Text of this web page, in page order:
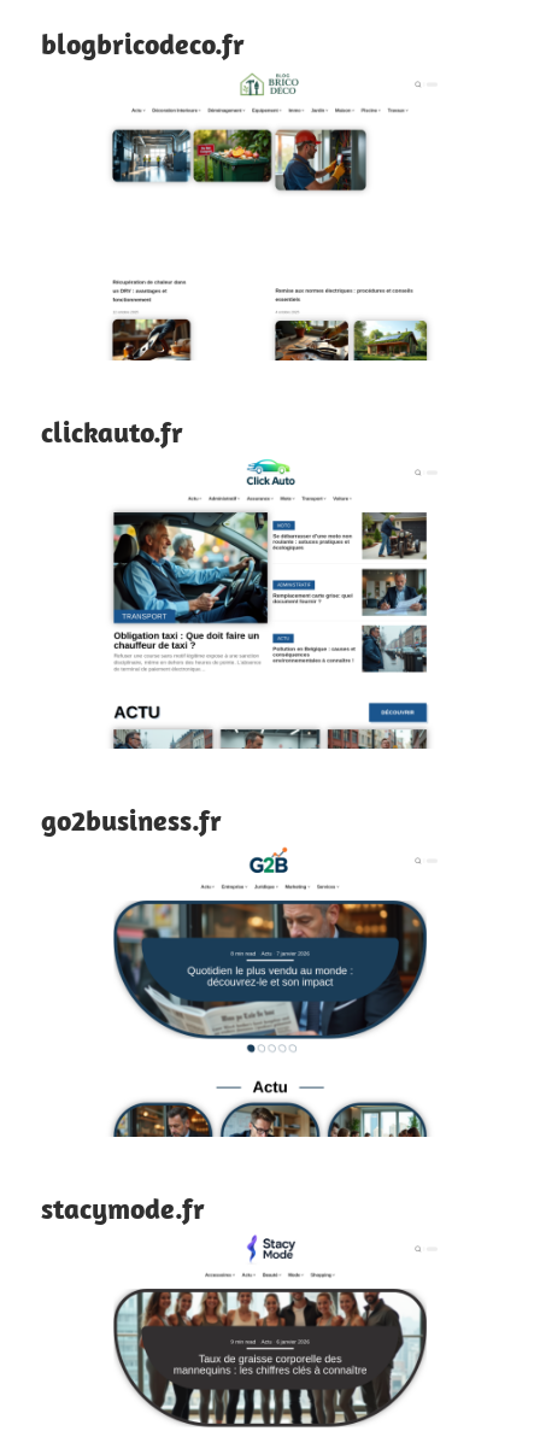
blogbricodeco.fr
clickauto.fr
go2business.fr
stacymode.fr